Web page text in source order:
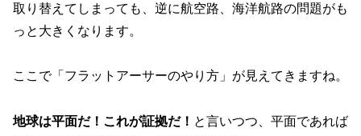
取り替えてしまっても、逆に航空路、海洋航路の問題がも
っと大きくなります。
ここで「フラットアーサーのやり方」が見えてきますね。
地球は平面だ！これが証拠だ！ と言いつつ、平面であれば